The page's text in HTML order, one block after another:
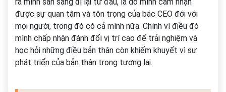
được sự quan tâm và tôn trọng của bác CEO đới với
mọi người, trong đó có cả mình nữa. Chính vì điều đó
mình chấp nhận đánh đổi vị trí cao để trải nghiệm và
học hỏi những điều bản thân còn khiếm khuyết vì sự
phát triển của bản thân trong tương lai.